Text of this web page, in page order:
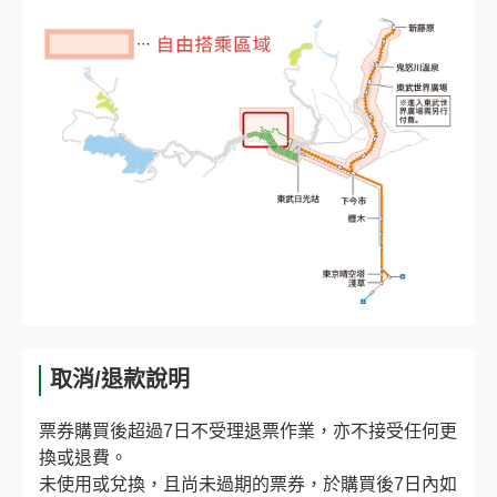
取消/退款說明
票券購買後超過7日不受理退票作業，亦不接受任何更
換或退費。
未使用或兌換，且尚未過期的票券，於購買後7日內如